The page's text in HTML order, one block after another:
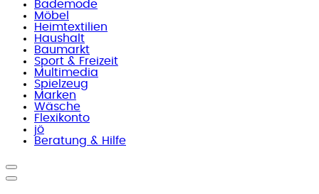
Bademode
Möbel
Heimtextilien
Haushalt
Baumarkt
Sport & Freizeit
Multimedia
Spielzeug
Marken
Wäsche
Flexikonto
jö
Beratung & Hilfe